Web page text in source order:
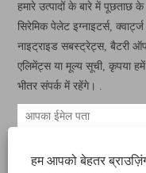
हम आपको बेहतर
हमारे उत्पादों के बारे में पूछताछ
सिरेमिक पेलेट इग्नाइटर्स,
नाइट्राइड सबस्ट्रेट्स, बैटरी
एलिमेंट्स या मूल्य सूची, कृपया
भीतर संपर्क में रहेंगे। .